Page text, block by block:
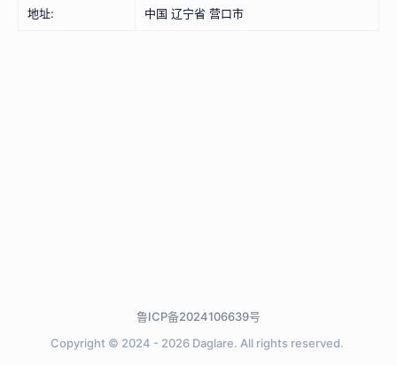
地址: 中国 辽宁省 营口市
Copyright © 2024 - 2026 Daglare. All rights reserved.
鲁ICP备2024106639号